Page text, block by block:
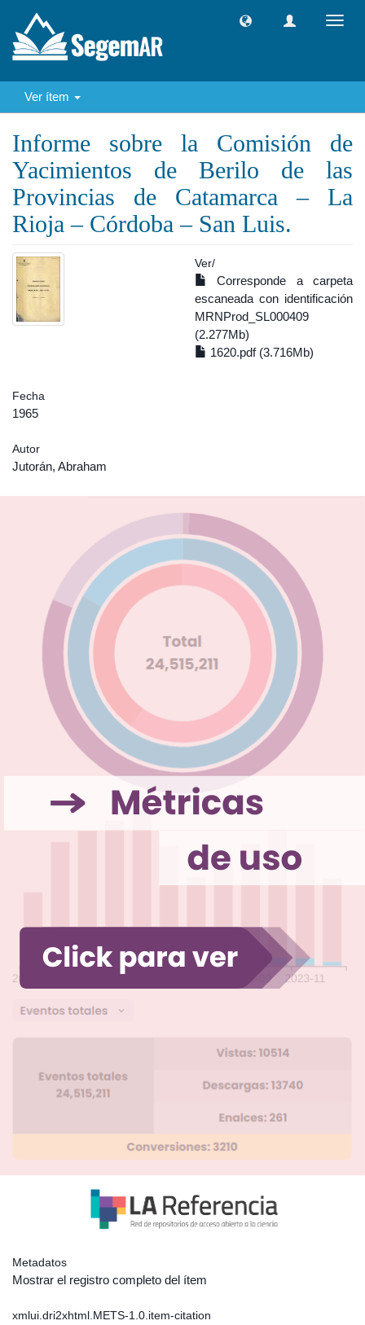
Ver ítem
Informe sobre la Comisión de
Yacimientos de Berilo de las
Provincias de Catamarca – La
Rioja – Córdoba – San Luis.
Ver/
Corresponde a carpeta
escaneada con identificación
MRNProd_SL000409
(2.277Mb)
1620.pdf (3.716Mb)
Fecha
1965
Autor
Jutorán, Abraham
Metadatos
Mostrar el registro completo del ítem
xmlui.dri2xhtml.METS-1.0.item-citation